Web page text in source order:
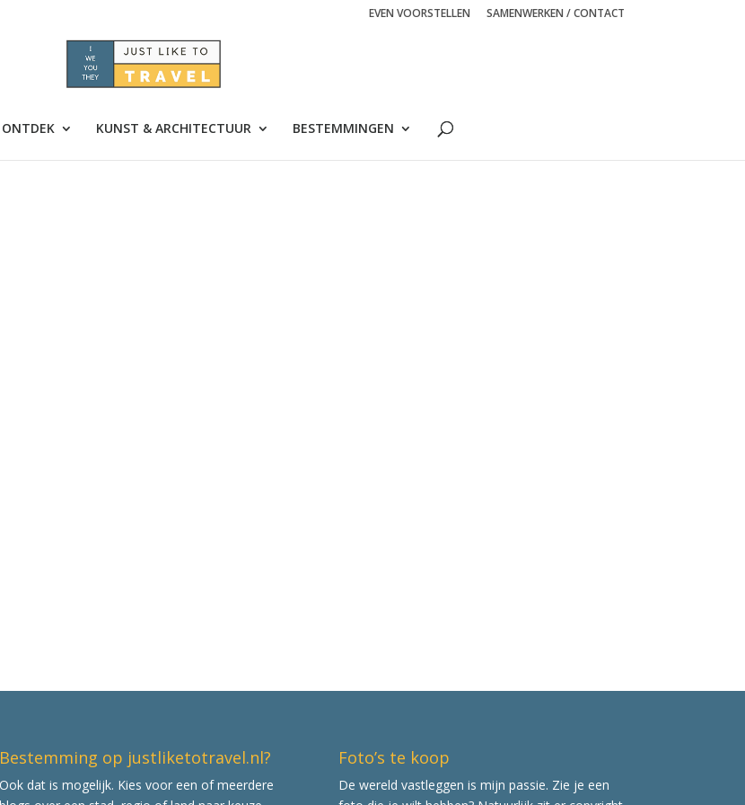
EVEN VOORSTELLEN SAMENWERKEN / CONTACT
ONTDEK KUNST & ARCHITECTUUR BESTEMMINGEN
Bestemming op justliketotravel.nl?
Ook dat is mogelijk. Kies voor een of meerdere
Foto’s te koop
De wereld vastleggen is mijn passie. Zie je een